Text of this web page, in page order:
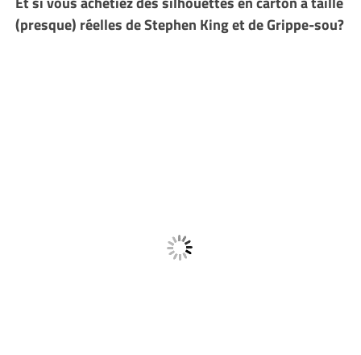
(presque) réelles de Stephen King et de Grippe-sou?